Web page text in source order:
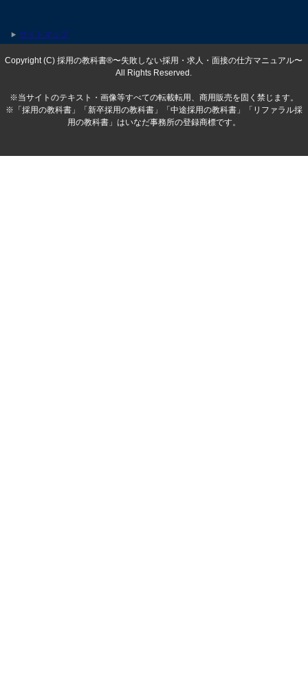
サイトマップ
Copyright (C) 採用の教科書®〜失敗しない採用・求人・面接の仕方マニュアル〜
All Rights Reserved.
※当サイトのテキスト・画像等すべての転載転用、商用販売を固く禁じます。
※「採用の教科書」「新卒採用の教科書」「中途採用の教科書」「リファラル採
用の教科書」はいなだ事務所の登録商標です。